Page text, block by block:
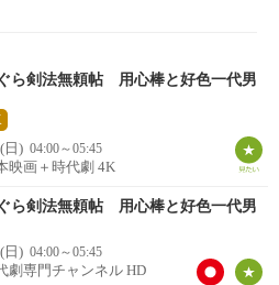
ら剣法無頼帖 用心棒と好色一代男
日) 04:00～05:45
映画＋時代劇 4K
ら剣法無頼帖 用心棒と好色一代男
日) 04:00～05:45
劇専門チャンネル HD